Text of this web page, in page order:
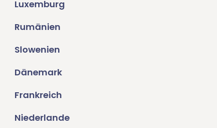
Luxemburg
Rumänien
Slowenien
Dänemark
Frankreich
Niederlande